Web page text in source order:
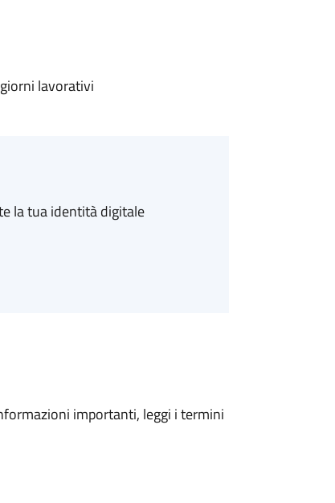
lavorativi
la tua identità digitale
importanti, leggi i termini